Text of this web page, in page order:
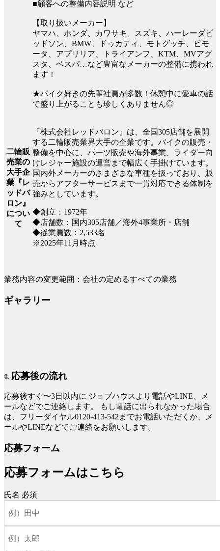
■顧客への整備内容説明 など
【取り扱いメーカー】
ヤマハ、ホンダ、カワサキ、スズキ、ハーレーダビ
ッドソン、BMW、ドゥカティ、モトグッチ、ビモ
ータ、アプリリア、トライアンフ、KTM、MVアグ
スタ、ベスパ…など豊富なメーカーの整備に携われ
ます！
★バイク好きの先輩社員が多数！休憩中に愛車の話
で盛り上がることも珍しくありません◎
二輪販
売業の
大手企
業『レ
ッドバ
ロン』
につい
て
『株式会社レッドバロン』は、全国305店舗を展開
する二輪販売業界大手の企業です。バイクの販売・
整備を中心に、パーツ販売や海外事業、ライダー向
けレジャー施設の運営まで幅広く手掛けています。
国内外メーカーのさまざまな車種を扱っており、販
売からアフターサービスまで一貫対応できる体制を
強みとしています。
◆創立：1972年
◆店舗数：国内305店舗／海外4事業所・店舗
◆従業員数：2,533名
※2025年11月時点
業務内容の変更範囲：会社の定めるすべての業務
ギャラリー
応募後の流れ
応募後すぐ〜3日以内に ジョブハウスより電話やLINE、メ
ールなどでご連絡します。
もし電話に出られなかった場合
は、フリーダイヤル0120-413-542までお電話いただくか、メ
ールやLINEなどでご連絡をお願いします。
応募フォーム
応募フォームはこちら
氏名 必須